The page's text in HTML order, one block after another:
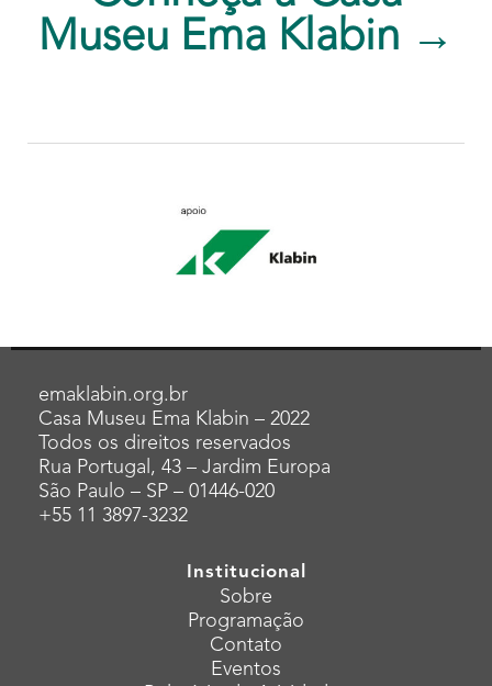
Museu Ema Klabin →
emaklabin.org.br
Casa Museu Ema Klabin – 2022
Todos os direitos reservados
Rua Portugal, 43 – Jardim Europa
São Paulo – SP – 01446-020
+55 11 3897-3232
Institucional
Sobre
Programação
Contato
Eventos